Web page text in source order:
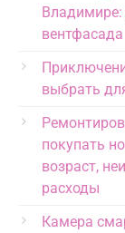
Владимире:
вентфасада
выбрать
покупать
возраст,
расходы
Камера